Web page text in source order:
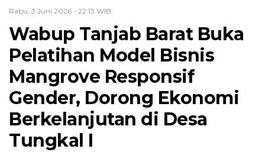
Rabu, 3 Juni 2026 - 22:13 WIB
Wabup Tanjab Barat Buka
Pelatihan Model Bisnis
Mangrove Responsif
Gender, Dorong Ekonomi
Berkelanjutan di Desa
Tungkal I